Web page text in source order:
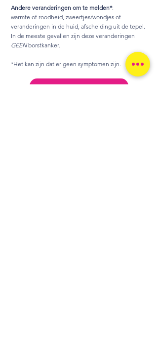
Andere veranderingen om te melden*:
warmte of roodheid, zweertjes/wondjes of
veranderingen in de huid, afscheiding uit de tepel.
In de meeste gevallen zijn deze veranderingen
GEENborstkanker.
*Het kan zijn dat er geen symptomen zijn.